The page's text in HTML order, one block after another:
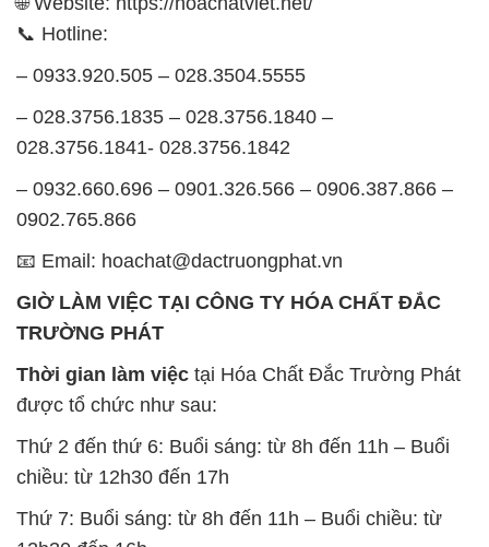
028.3756.1841- 028.3756.1842
0902.765.866
📧 Email: hoachat@dactruongphat.vn
TRƯỜNG PHÁT
được tổ chức như sau:
Thứ 2 đến thứ 6: Buổi sáng: từ 8h đến 11h – Buổi
chiều: từ 12h30 đến 17h
Thứ 7: Buổi sáng: từ 8h đến 11h – Buổi chiều: từ
12h30 đến 16h
Chủ nhật: Nghỉ chủ nhật hàng tuần
thủ giờ làm việc để đảm bảo sự hỗ trợ tốt nhất cho